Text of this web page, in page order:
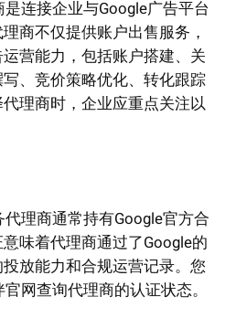
连接企业与Google广告平台
商不仅提供账户出售服务，
营能力，包括账户搭建、关
、竞价策略优化、转化跟踪
理商时，企业应重点关注以
理商通常持有Google官方合
味着代理商通过了Google的
放能力和合规运营记录。您
网查询代理商的认证状态。